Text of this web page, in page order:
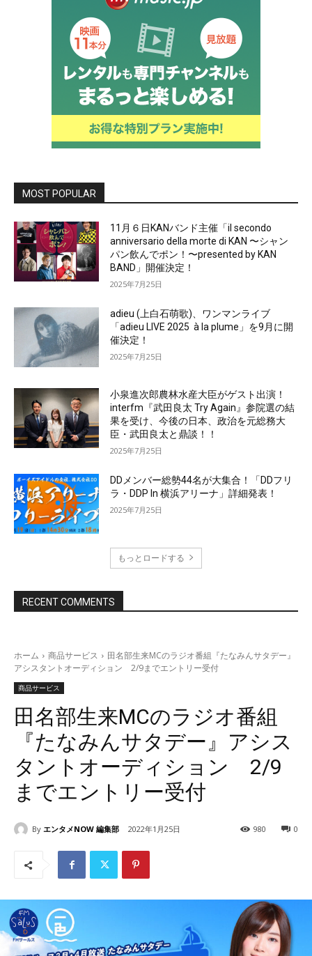
MOST POPULAR
11月６日KANバンド主催「il secondo
anniversario della morte di KAN 〜シャン
パン飲んでポン！〜presented by KAN
BAND」開催決定！
2025年7月25日
adieu (上白石萌歌)、ワンマンライブ
「adieu LIVE 2025 à la plume」を9月に開
催決定！
2025年7月25日
小泉進次郎農林水産大臣がゲスト出演！
interfm『武田良太 Try Again』参院選の結
果を受け、今後の日本、政治を元総務大
臣・武田良太と鼎談！！
2025年7月25日
DDメンバー総勢44名が大集合！「DDフリ
ラ・DDP In 横浜アリーナ」詳細発表！
2025年7月25日
もっとロードする
RECENT COMMENTS